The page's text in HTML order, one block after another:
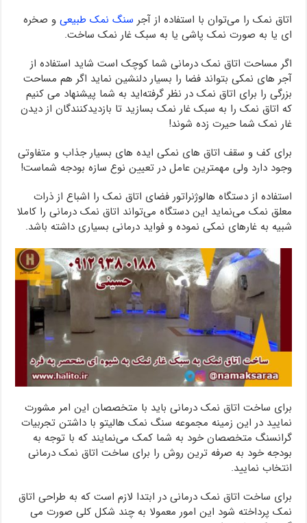
اتاق نمک را می‌توان با استفاده از آجر سنگ نمک طبیعی و صخره
ای یا به صورت نمک پاشی یا به سبک غار نمک ساخت.
اگر مساحت اتاق نمک درمانی شما کوچک است شاید استفاده از
آجر های نمکی بتواند فضا را بسیار دلنشین نماید اگر هم مساحت
بزرگی را برای اتاق نمک در نظر گرفته‌اید به شما پیشنهاد می کنیم
که اتاق نمک را به سبک غار نمک بسازید تا بازدیدکنندگان از دیدن
غار نمک شما حیرت زده شوند!
برای کف و سقف اتاق های نمکی ایده های بسیار جذاب و متفاوتی
وجود دارد ولی مهمترین عامل در تعیین نوع سازه بودجه شماست!
استفاده از دستگاه هالوژنراتور فضای اتاق نمک را اشباع از ذرات
معلق نمک می‌نماید این دستگاه می‌تواند اتاق نمک درمانی را کاملا
شبیه به غارهای نمکی نموده و فواید درمانی بسیاری داشته باشد.
برای ساخت اتاق نمک درمانی باید با متخصصان این امر مشورت
نمایید در این زمینه مجموعه سنگ نمک هالیتو با داشتن تجربیات
گرانسنگ متخصصان خود به شما کمک می‌نمایند که با توجه به
بودجه خود به صرفه ترین روش را برای ساخت اتاق نمک درمانی
انتخاب نمایید.
برای ساخت اتاق نمک درمانی در ابتدا لازم است که به طراحی اتاق
نمک پرداخته شود این امور معمولا به چند شکل کلی صورت می